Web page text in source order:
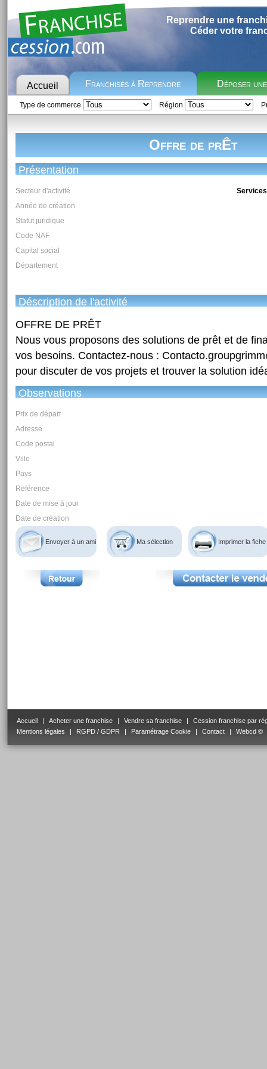
Reprendre une
Céder votre
Accueil Franchises à Reprendre Déposer
Type de commerce Région
Offre de prÊt
Présentation
Secteur d'activité
Année de création
Statut juridique
Code NAF
Capital social
Département
Déscription de l'activité
OFFRE DE PRÊT
Nous vous proposons des solutions de prêt et de
vos besoins. Contactez-nous :
pour discuter de vos projets et trouver la solution
Observations
Prix de départ
Adresse
Code postal
Ville
Pays
Reférence
Date de mise à jour
Date de création
Envoyer à un ami Ma sélection Imprimer la fiche
Accueil | Acheter une franchise | Vendre sa franchise |
Cession franchise par
Mentions légales
| RGPD / GDPR | Paramétrage Cookie | Contact | Webcd ©